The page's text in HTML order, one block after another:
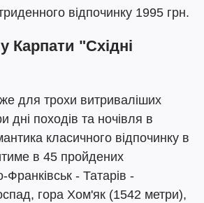
відпочинку 1995 грн.
Карпати "Східні
для трохи витриваліших
дні походів та ночівля в
класичного відпочинку в
в 45 пройдених
Франківськ - Татарів -
гора Хом'як (1542 метри),